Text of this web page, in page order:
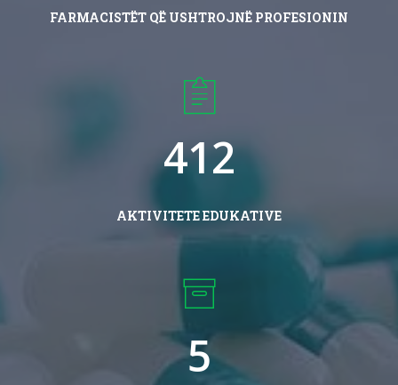
FARMACISTËT QË USHTROJNË PROFESIONIN
412
AKTIVITETE EDUKATIVE
5